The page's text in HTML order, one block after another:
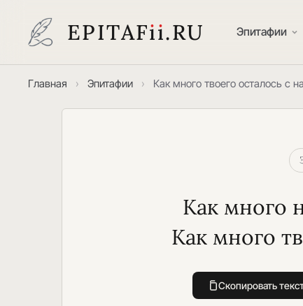
EPITAFii.RU Эпитафии
Главная › Эпитафии › Как много твоего осталось с
Как много
Как много
Скопировать